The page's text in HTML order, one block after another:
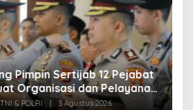
Pimpin Sertijab 12 Pejabat
Organisasi dan Pelayanan
& POLRI 3 Agustus 2026